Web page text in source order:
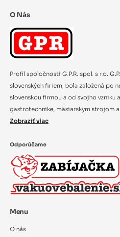
O Nás
Profil spoločnosti G.P.R. spol. s r.o.
slovenských firiem, bola založená po
slovenskou firmou a od svojho vzniku
gastrotechnike, mäsiarskym strojom
Zobraziť viac
Odporúčame
Menu
O nás